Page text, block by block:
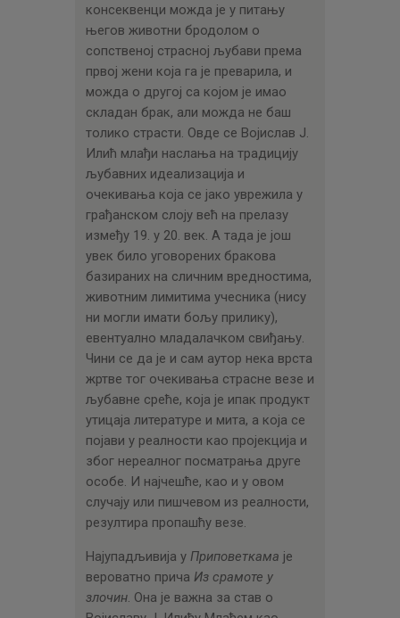
консеквенци можда је у питању
његов животни бродолом о
сопственој страсној љубави према
првој жени која га је преварила, и
можда о другој са којом је имао
складан брак, али можда не баш
толико страсти. Овде се Војислав Ј.
Илић млађи наслања на традицију
љубавних идеализација и
очекивања која се јако уврежила у
грађанском слоју већ на прелазу
између 19. у 20. век. А тада је још
увек било уговорених бракова
базираних на сличним вредностима,
животним лимитима учесника (нису
ни могли имати бољу прилику),
евентуално младалачком свиђању.
Чини се да је и сам аутор нека врста
жртве тог очекивања страсне везе и
љубавне среће, која је ипак продукт
утицаја литературе и мита, а која се
појави у реалности као пројекција и
због нереалног посматрања друге
особе. И најчешће, као и у овом
случају или пишчевом из реалности,
резултира пропашћу везе.
Најупадљивија у Приповеткама је
вероватно прича Из срамоте у
злочин. Она је важна за став о